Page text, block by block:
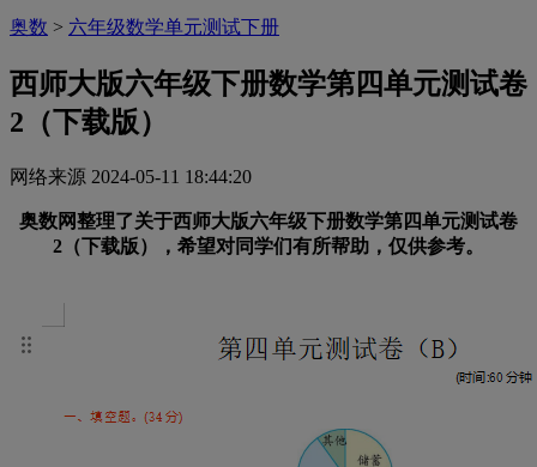
奥数 > 六年级数学单元测试下册
西师大版六年级下册数学第四单元测试卷
2（下载版）
网络来源 2024-05-11 18:44:20
奥数网整理了关于西师大版六年级下册数学第四单元测试卷
2 （下载版） ，希望对同学们有所帮助，仅供参考。